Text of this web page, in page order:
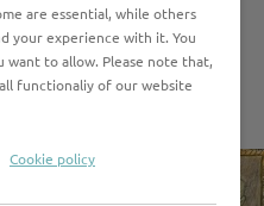
Soll und Haben
Buddenbrooks scharfen
sowie sein
are essential, while others
your experience with it. You
want to allow. Please note that,
functionaliy of our website
Cookie policy